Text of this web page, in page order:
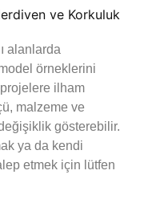
ve Korkuluk
alanlarda
örneklerini
ilham
malzeme ve
gösterebilir.
ya da kendi
etmek için lütfen